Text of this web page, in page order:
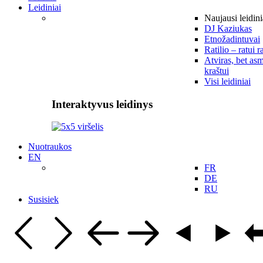
Leidiniai
Naujausi
DJ Kaziukas
Etnožadintuvai
Ratilio – ratui
Atviras, bet
kraštui
Visi leidiniai
Interaktyvus leidinys
Nuotraukos
EN
FR
DE
RU
Susisiek